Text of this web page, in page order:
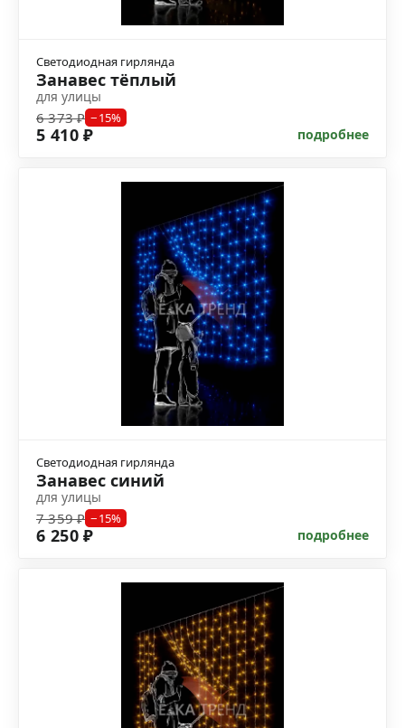
Светодиодная гирлянда
Занавес тёплый
для улицы
6 373 ₽ −15%
5 410 ₽ подробнее
Светодиодная гирлянда
Занавес синий
для улицы
7 359 ₽ −15%
6 250 ₽ подробнее